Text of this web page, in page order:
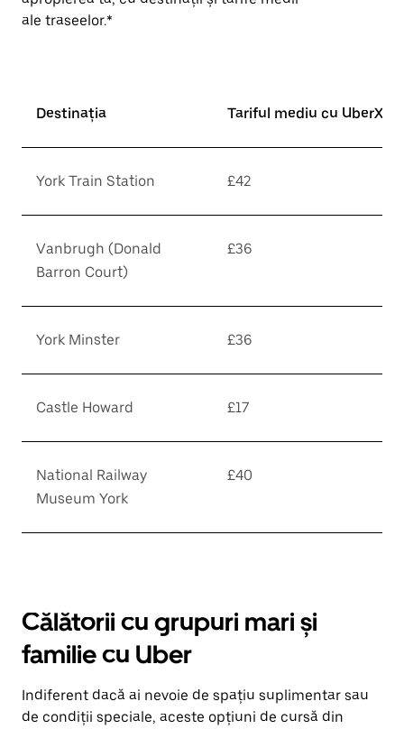
ale traseelor.*
Destinația Tariful mediu cu UberX*
York Train Station £42
Vanbrugh (Donald
Barron Court)
£36
York Minster £36
Castle Howard £17
National Railway
Museum York
£40
Călătorii cu grupuri mari și
familie cu Uber
Indiferent dacă ai nevoie de spațiu suplimentar sau
de condiții speciale, aceste opțiuni de cursă din